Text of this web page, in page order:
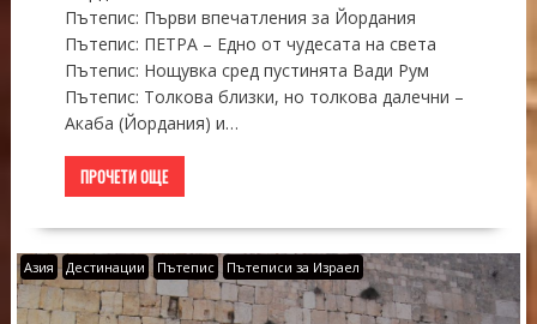
Пътепис: Първи впечатления за Йордания
Пътепис: ПЕТРА – Едно от чудесата на света
Пътепис: Нощувка сред пустинята Вади Рум
Пътепис: Толкова близки, но толкова далечни –
Акаба (Йордания) и…
ПРОЧЕТИ ОЩЕ
Азия Дестинации Пътепис Пътеписи за Израел